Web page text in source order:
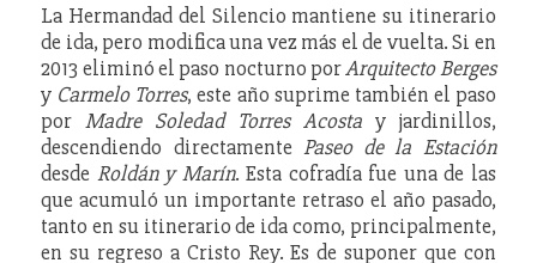
La Hermandad del Silencio mantiene su itinerario
de ida, pero modifica una vez más el de vuelta. Si en
2013 eliminó el paso nocturno porArquitecto Berges
y Carmelo Torres, este año suprime también el paso
porMadre Soledad Torres Acostay jardinillos,
descendiendo directamente Paseo de la Estación
desde Roldán y Marín. Esta cofradía fue una de las
que acumuló un importante retraso el año pasado,
tanto en su itinerario de ida como, principalmente,
en su regreso a Cristo Rey. Es de suponer que con